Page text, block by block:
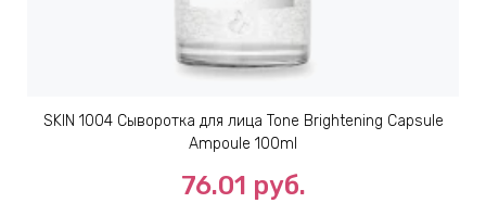
SKIN 1004 Сыворотка для лица Tone Brightening Capsule
Ampoule 100ml
76.01 руб.